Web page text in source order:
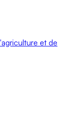
et de